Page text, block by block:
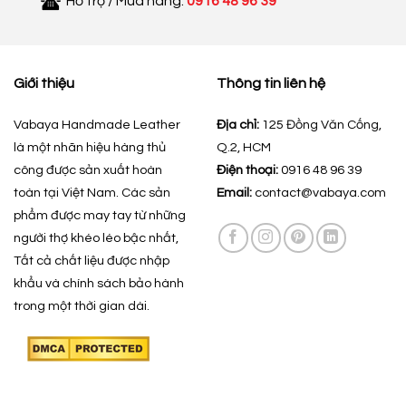
Giới thiệu
Vabaya Handmade Leather
là một nhãn hiệu hàng thủ
công được sản xuất hoàn
toàn tại Việt Nam. Các sản
phẩm được may tay từ những
người thợ khéo léo bậc nhất,
Tất cả chất liệu được nhập
khẩu và chính sách bảo hành
trong một thời gian dài.
Thông tin liên hệ
Địa chỉ: 125 Đồng Văn Cống,
Q.2, HCM
Điện thoại: 0916 48 96 39
Email: contact@vabaya.com